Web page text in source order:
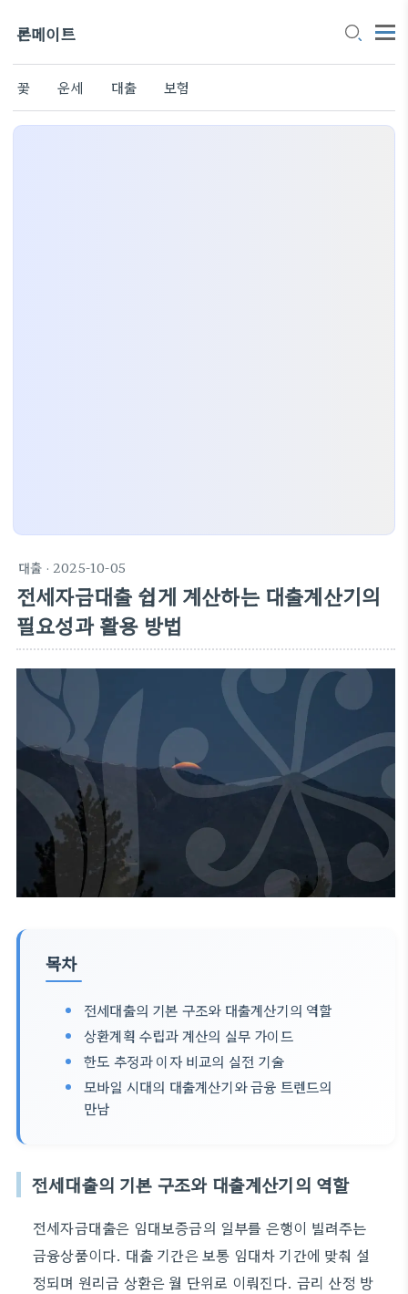
론메이트
꽃 운세 대출 보험
대출 · 2025-10-05
전세자금대출 쉽게 계산하는 대출계산기의
필요성과 활용 방법
목차
전세대출의 기본 구조와 대출계산기의 역할
상환계획 수립과 계산의 실무 가이드
한도 추정과 이자 비교의 실전 기술
모바일 시대의 대출계산기와 금융 트렌드의
만남
전세대출의 기본 구조와 대출계산기의 역할
전세자금대출은 임대보증금의 일부를 은행이 빌려주는
금융상품이다. 대출 기간은 보통 임대차 기간에 맞춰 설
정되며 원리금 상환은 월 단위로 이뤄진다. 금리 산정 방